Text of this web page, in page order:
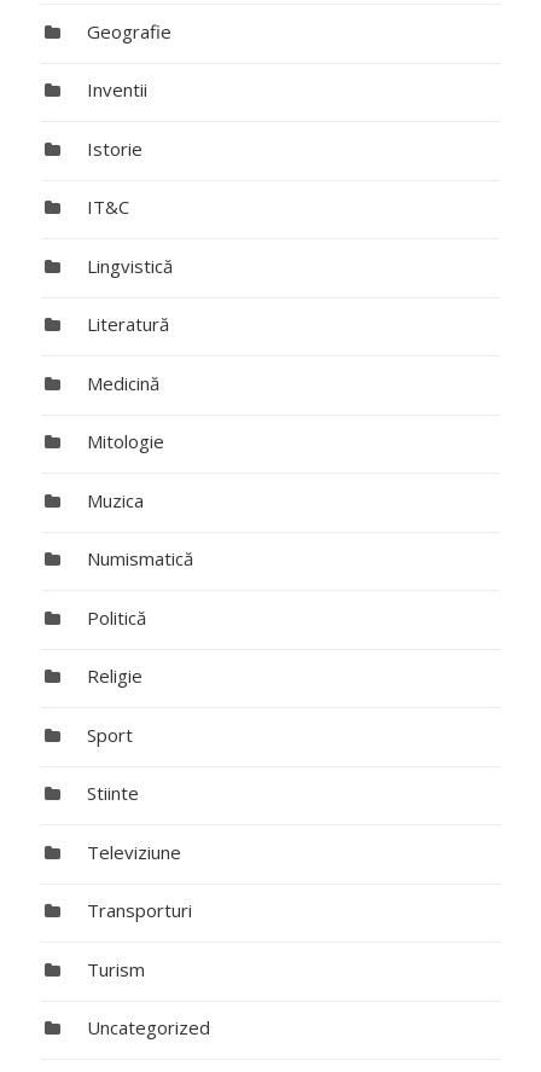
Geografie
Inventii
Istorie
IT&C
Lingvistică
Literatură
Medicină
Mitologie
Muzica
Numismatică
Politică
Religie
Sport
Stiinte
Televiziune
Transporturi
Turism
Uncategorized